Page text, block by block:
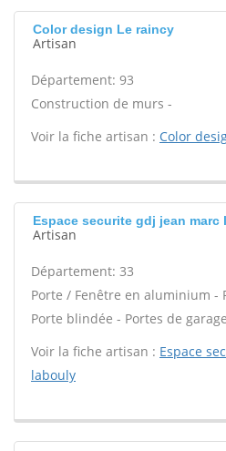
Color design Le raincy
Artisan
Département: 93
Construction de murs -
Voir la fiche artisan : Color
Espace securite gdj jean
Artisan
Département: 33
Porte / Fenêtre en aluminium -
Porte blindée - Portes de
Voir la fiche artisan : Espace
labouly